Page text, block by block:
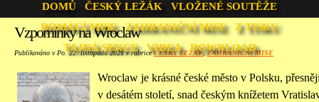
DOMŮ ČESKÝ LEŽÁK
VLOŽENÉ SOUTĚŽE
DOMÁCÍ MISE
ZAHRANIČNÍ MISE
Z TISKU
TAJNÁ SEKCE
VIDEA DOWNLOAD
Vzpomínky na Wroclaw
Publikováno v Po. 22. listopadu 2021 v rubriceČESKÝ LEŽÁK,ZAHRANIČNÍ MISE
Wroclaw je krásné české město v Polsku,
v desátém století, snad českým knížetem